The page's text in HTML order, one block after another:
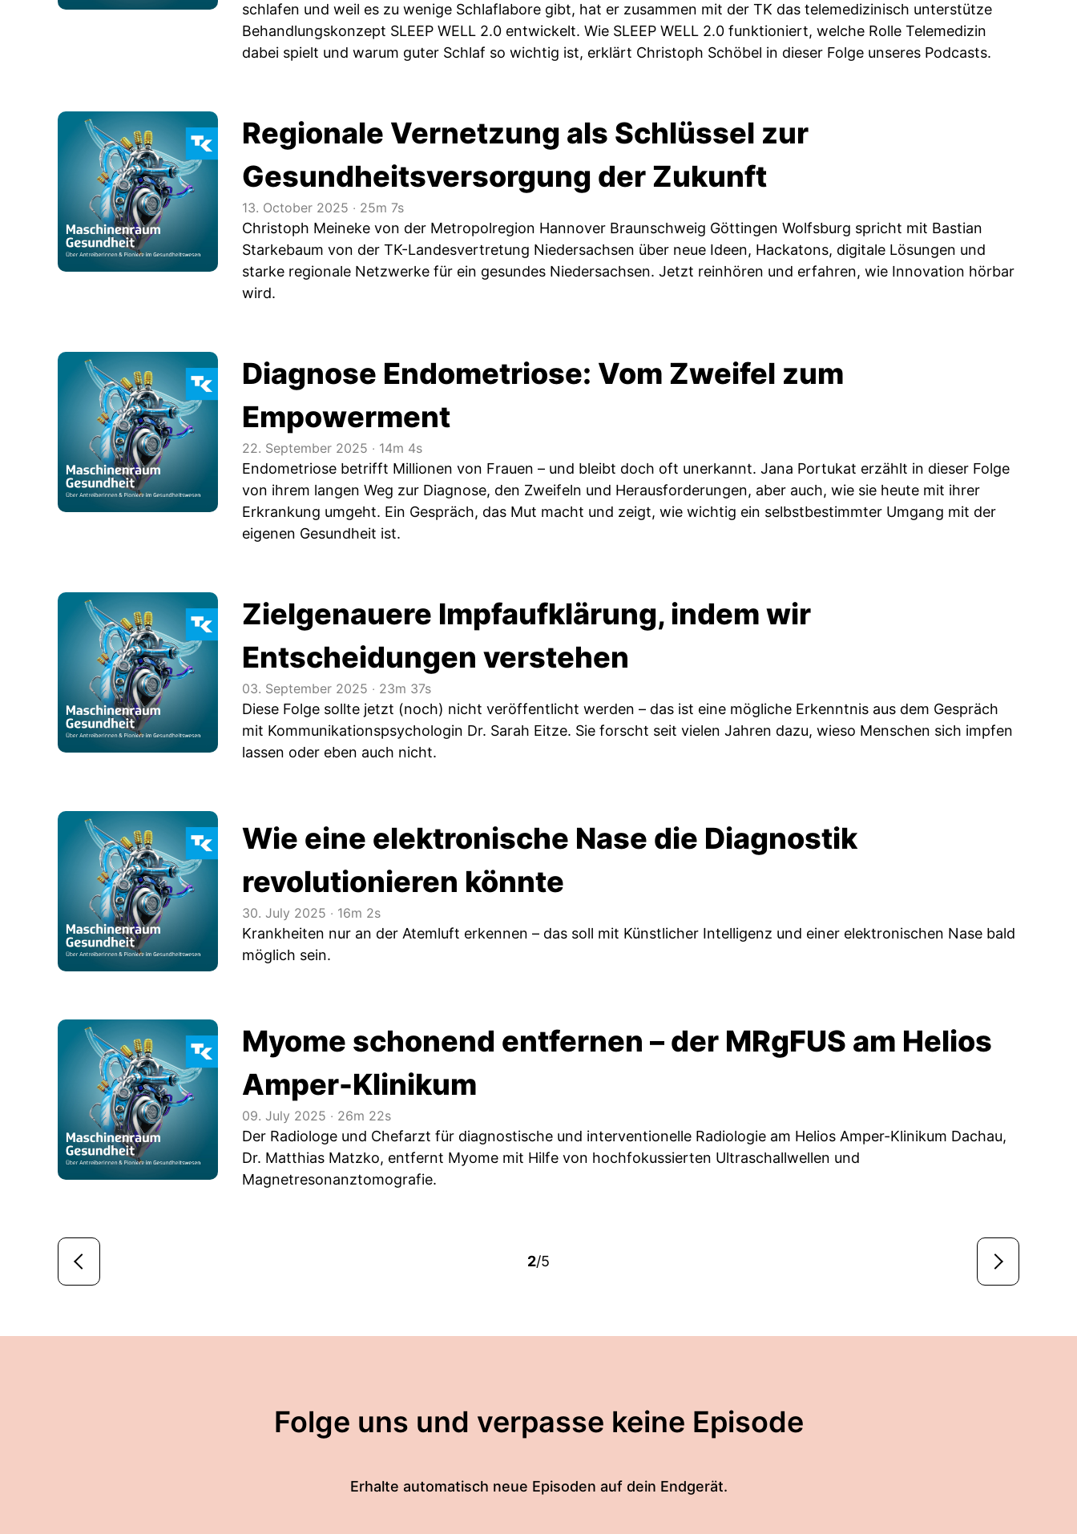
schlafen und weil es zu wenige Schlaflabore gibt, hat er zusammen mit der TK das telemedizinisch unterstütze
Behandlungskonzept SLEEP WELL 2.0 entwickelt. Wie SLEEP WELL 2.0 funktioniert, welche Rolle Telemedizin
dabei spielt und warum guter Schlaf so wichtig ist, erklärt Christoph Schöbel in dieser Folge unseres Podcasts.
Regionale Vernetzung als Schlüssel zur
Gesundheitsversorgung der Zukunft
13. October 2025 ‧ 25m 7s
Christoph Meineke von der Metropolregion Hannover Braunschweig Göttingen Wolfsburg spricht mit Bastian
Starkebaum von der TK-Landesvertretung Niedersachsen über neue Ideen, Hackatons, digitale Lösungen und
starke regionale Netzwerke für ein gesundes Niedersachsen. Jetzt reinhören und erfahren, wie Innovation hörbar
wird.
Diagnose Endometriose: Vom Zweifel zum
Empowerment
22. September 2025 ‧ 14m 4s
Endometriose betrifft Millionen von Frauen – und bleibt doch oft unerkannt. Jana Portukat erzählt in dieser Folge
von ihrem langen Weg zur Diagnose, den Zweifeln und Herausforderungen, aber auch, wie sie heute mit ihrer
Erkrankung umgeht. Ein Gespräch, das Mut macht und zeigt, wie wichtig ein selbstbestimmter Umgang mit der
eigenen Gesundheit ist.
Zielgenauere Impfaufklärung, indem wir
Entscheidungen verstehen
03. September 2025 ‧ 23m 37s
Diese Folge sollte jetzt (noch) nicht veröffentlicht werden – das ist eine mögliche Erkenntnis aus dem Gespräch
mit Kommunikationspsychologin Dr. Sarah Eitze. Sie forscht seit vielen Jahren dazu, wieso Menschen sich impfen
lassen oder eben auch nicht.
Wie eine elektronische Nase die Diagnostik
revolutionieren könnte
30. July 2025 ‧ 16m 2s
Krankheiten nur an der Atemluft erkennen – das soll mit Künstlicher Intelligenz und einer elektronischen Nase bald
möglich sein.
Myome schonend entfernen – der MRgFUS am Helios
Amper-Klinikum
09. July 2025 ‧ 26m 22s
Der Radiologe und Chefarzt für diagnostische und interventionelle Radiologie am Helios Amper-Klinikum Dachau,
Dr. Matthias Matzko, entfernt Myome mit Hilfe von hochfokussierten Ultraschallwellen und
Magnetresonanztomografie.
2/5
Folge uns und verpasse keine Episode
Erhalte automatisch neue Episoden auf dein Endgerät.